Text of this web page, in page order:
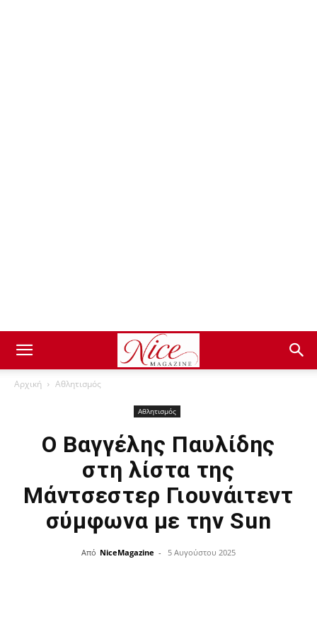
Αρχική Αθλητισμός
Αθλητισμός
Ο Βαγγέλης Παυλίδης
στη λίστα της
Μάντσεστερ Γιουνάιτεντ
σύμφωνα με την Sun
Από NiceMagazine - 5 Αυγούστου 2025